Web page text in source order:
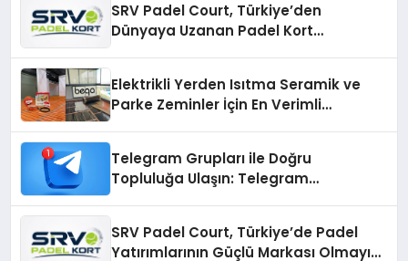
SRV Padel Court, Türkiye’den
Dünyaya Uzanan Padel Kort
Elektrikli Yerden Isıtma Seramik ve
Parke Zeminler İçin En Verimli
Telegram Grupları ile Doğru
Topluluğa Ulaşın: Telegram
SRV Padel Court, Türkiye’de Padel
Yatırımlarının Güçlü Markası Olmayı